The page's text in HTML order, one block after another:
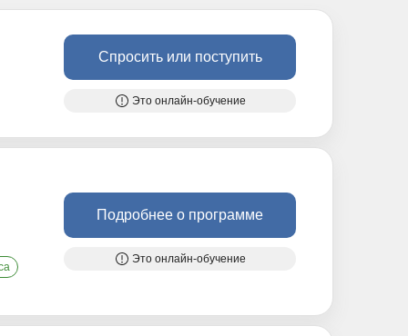
Спросить или поступить
Это онлайн-обучение
Подробнее о программе
Это онлайн-обучение